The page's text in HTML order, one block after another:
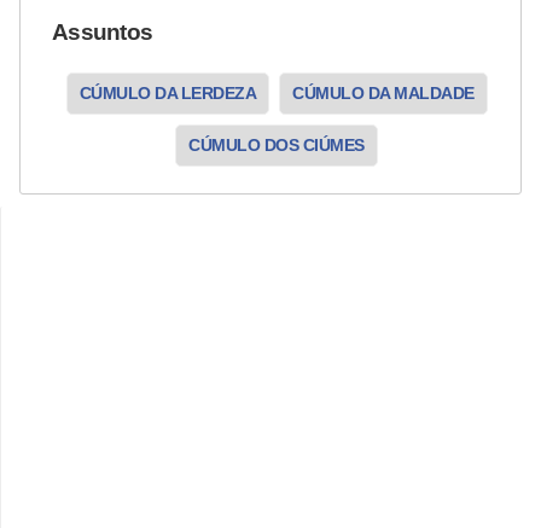
Assuntos
CÚMULO DA LERDEZA CÚMULO DA MALDADE
CÚMULO DOS CIÚMES